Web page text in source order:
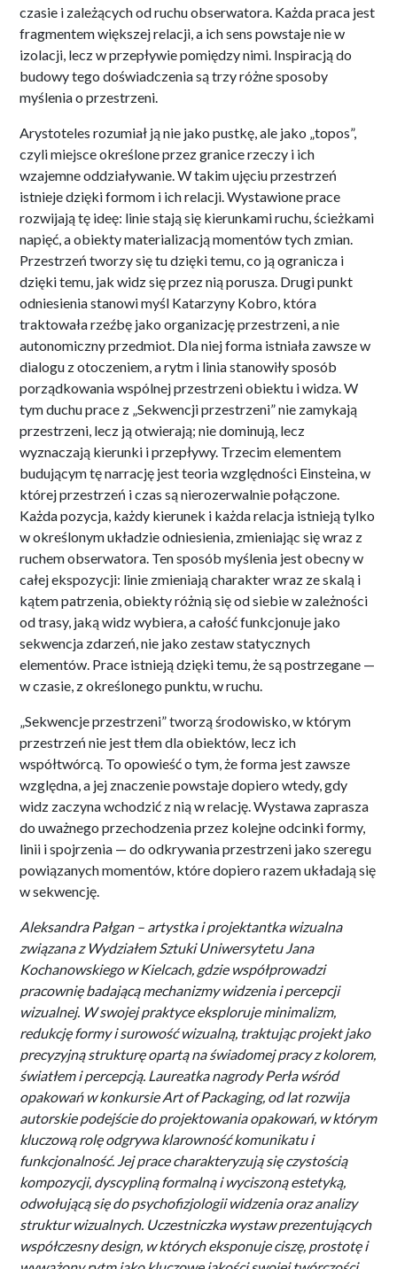
czasie i zależących od ruchu obserwatora. Każda praca jest
fragmentem większej relacji, a ich sens powstaje nie w
izolacji, lecz w przepływie pomiędzy nimi. Inspiracją do
budowy tego doświadczenia są trzy różne sposoby
myślenia o przestrzeni.
Arystoteles rozumiał ją nie jako pustkę, ale jako „topos”,
czyli miejsce określone przez granice rzeczy i ich
wzajemne oddziaływanie. W takim ujęciu przestrzeń
istnieje dzięki formom i ich relacji. Wystawione prace
rozwijają tę ideę: linie stają się kierunkami ruchu, ścieżkami
napięć, a obiekty materializacją momentów tych zmian.
Przestrzeń tworzy się tu dzięki temu, co ją ogranicza i
dzięki temu, jak widz się przez nią porusza. Drugi punkt
odniesienia stanowi myśl Katarzyny Kobro, która
traktowała rzeźbę jako organizację przestrzeni, a nie
autonomiczny przedmiot. Dla niej forma istniała zawsze w
dialogu z otoczeniem, a rytm i linia stanowiły sposób
porządkowania wspólnej przestrzeni obiektu i widza. W
tym duchu prace z „Sekwencji przestrzeni” nie zamykają
przestrzeni, lecz ją otwierają; nie dominują, lecz
wyznaczają kierunki i przepływy. Trzecim elementem
budującym tę narrację jest teoria względności Einsteina, w
której przestrzeń i czas są nierozerwalnie połączone.
Każda pozycja, każdy kierunek i każda relacja istnieją tylko
w określonym układzie odniesienia, zmieniając się wraz z
ruchem obserwatora. Ten sposób myślenia jest obecny w
całej ekspozycji: linie zmieniają charakter wraz ze skalą i
kątem patrzenia, obiekty różnią się od siebie w zależności
od trasy, jaką widz wybiera, a całość funkcjonuje jako
sekwencja zdarzeń, nie jako zestaw statycznych
elementów. Prace istnieją dzięki temu, że są postrzegane —
w czasie, z określonego punktu, w ruchu.
„Sekwencje przestrzeni” tworzą środowisko, w którym
przestrzeń nie jest tłem dla obiektów, lecz ich
współtwórcą. To opowieść o tym, że forma jest zawsze
względna, a jej znaczenie powstaje dopiero wtedy, gdy
widz zaczyna wchodzić z nią w relację. Wystawa zaprasza
do uważnego przechodzenia przez kolejne odcinki formy,
linii i spojrzenia — do odkrywania przestrzeni jako szeregu
powiązanych momentów, które dopiero razem układają się
w sekwencję.
Aleksandra Pałgan – artystka i projektantka wizualna
związana z Wydziałem Sztuki Uniwersytetu Jana
Kochanowskiego w Kielcach, gdzie współprowadzi
pracownię badającą mechanizmy widzenia i percepcji
wizualnej. W swojej praktyce eksploruje minimalizm,
redukcję formy i surowość wizualną, traktując projekt jako
precyzyjną strukturę opartą na świadomej pracy z kolorem,
światłem i percepcją. Laureatka nagrody Perła wśród
opakowań w konkursie Art of Packaging, od lat rozwija
autorskie podejście do projektowania opakowań, w którym
kluczową rolę odgrywa klarowność komunikatu i
funkcjonalność. Jej prace charakteryzują się czystością
kompozycji, dyscypliną formalną i wyciszoną estetyką,
odwołującą się do psychofizjologii widzenia oraz analizy
struktur wizualnych. Uczestniczka wystaw prezentujących
współczesny design, w których eksponuje ciszę, prostotę i